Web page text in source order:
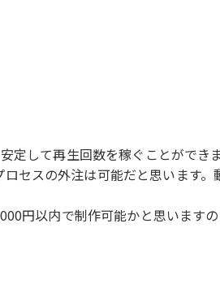
定して再生回数を稼ぐことができ
セスの外注は可能だと思います。
円以内で制作可能かと思います